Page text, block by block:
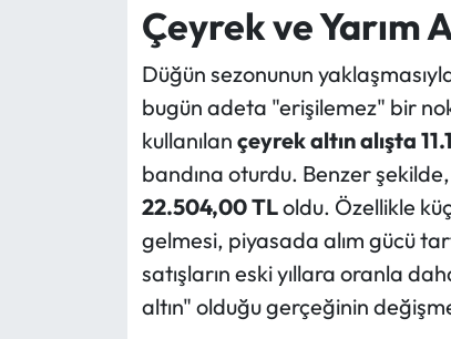
Çeyrek ve Yarım
Düğün sezonunun
bugün adeta "erişilemez" bir
kullanılan çeyrek altın alışta
bandına oturdu. Benzer şekilde,
22.504,00 TLoldu. Özellikle
gelmesi, piyasada alım gücü
satışların eski yıllara oranla
altın" olduğu gerçeğinin